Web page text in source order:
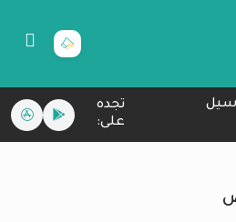
سيل
تجده
على: